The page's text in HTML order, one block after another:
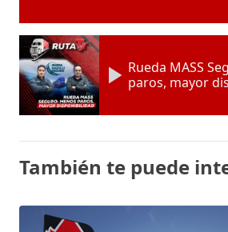
Rueda MASS
paros, mayor
También te puede